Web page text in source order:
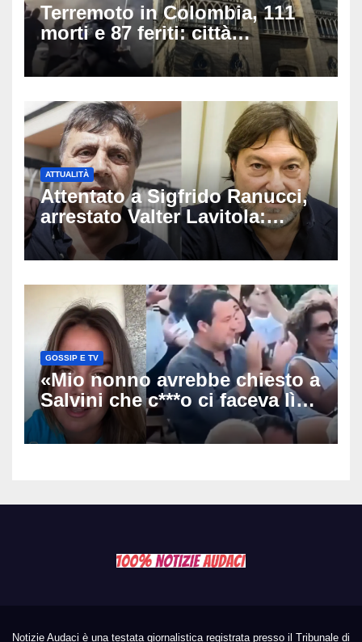
Terremoto in Colombia, 111
morti e 87 feriti: città
devastate e persone sotto le
macerie
ATTUALITÀ
Attentato a Sigfrido Ranucci,
arrestato Valter Lavitola:
«Voleva lanciarlo in politica e
diventare il suo spin doctor»
GOSSIP E TV
«Mio nonno avrebbe chiesto a
Salvini che c***o ci faceva lì»:
la nipote di De André
infiamma il caso all’Agnata
Notizie Audaci è una testata giornalistica registrata presso il Tribunale di